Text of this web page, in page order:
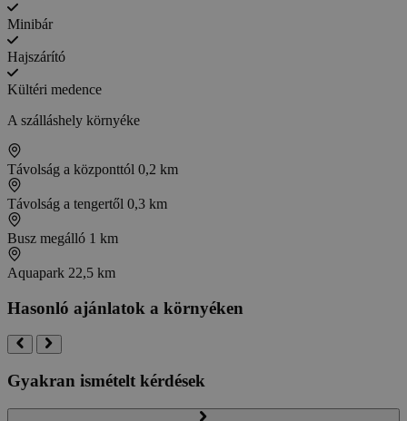
Minibár
Hajszárító
Kültéri medence
A szálláshely környéke
Távolság a központtól 0,2 km
Távolság a tengertől 0,3 km
Busz megálló 1 km
Aquapark 22,5 km
Hasonló ajánlatok a környéken
Gyakran ismételt kérdések